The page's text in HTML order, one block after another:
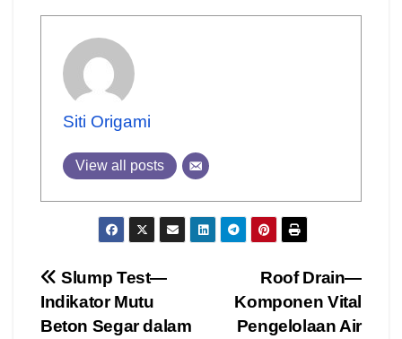
Siti Origami
View all posts
Post
navigation
Roof Drain—
Komponen Vital
Pengelolaan Air
Slump Test—
Indikator Mutu
Beton Segar dalam